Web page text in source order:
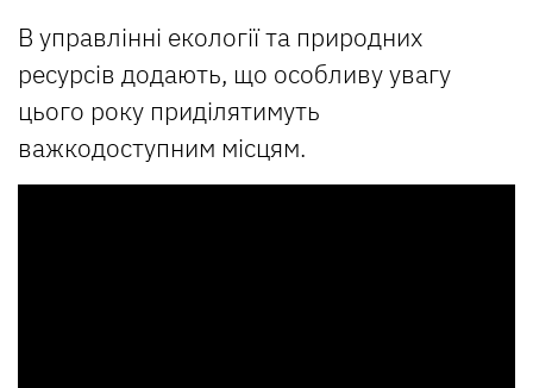
В управлінні екології та природних
ресурсів додають, що особливу увагу
цього року приділятимуть
важкодоступним місцям.